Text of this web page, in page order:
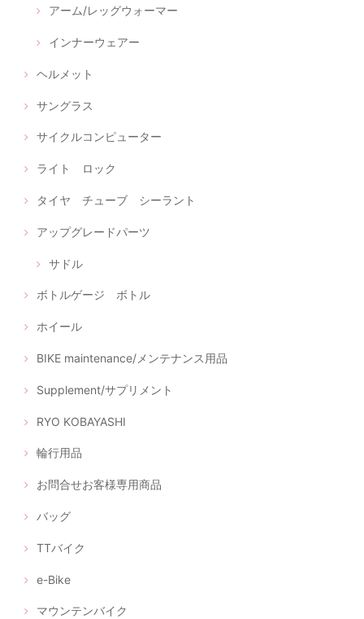
アーム/レッグウォーマー
インナーウェアー
ヘルメット
サングラス
サイクルコンピューター
ライト ロック
タイヤ チューブ シーラント
アップグレードパーツ
サドル
ボトルゲージ ボトル
ホイール
BIKE maintenance/メンテナンス用品
Supplement/サプリメント
RYO KOBAYASHI
輪行用品
お問合せお客様専用商品
バッグ
TTバイク
e-Bike
マウンテンバイク